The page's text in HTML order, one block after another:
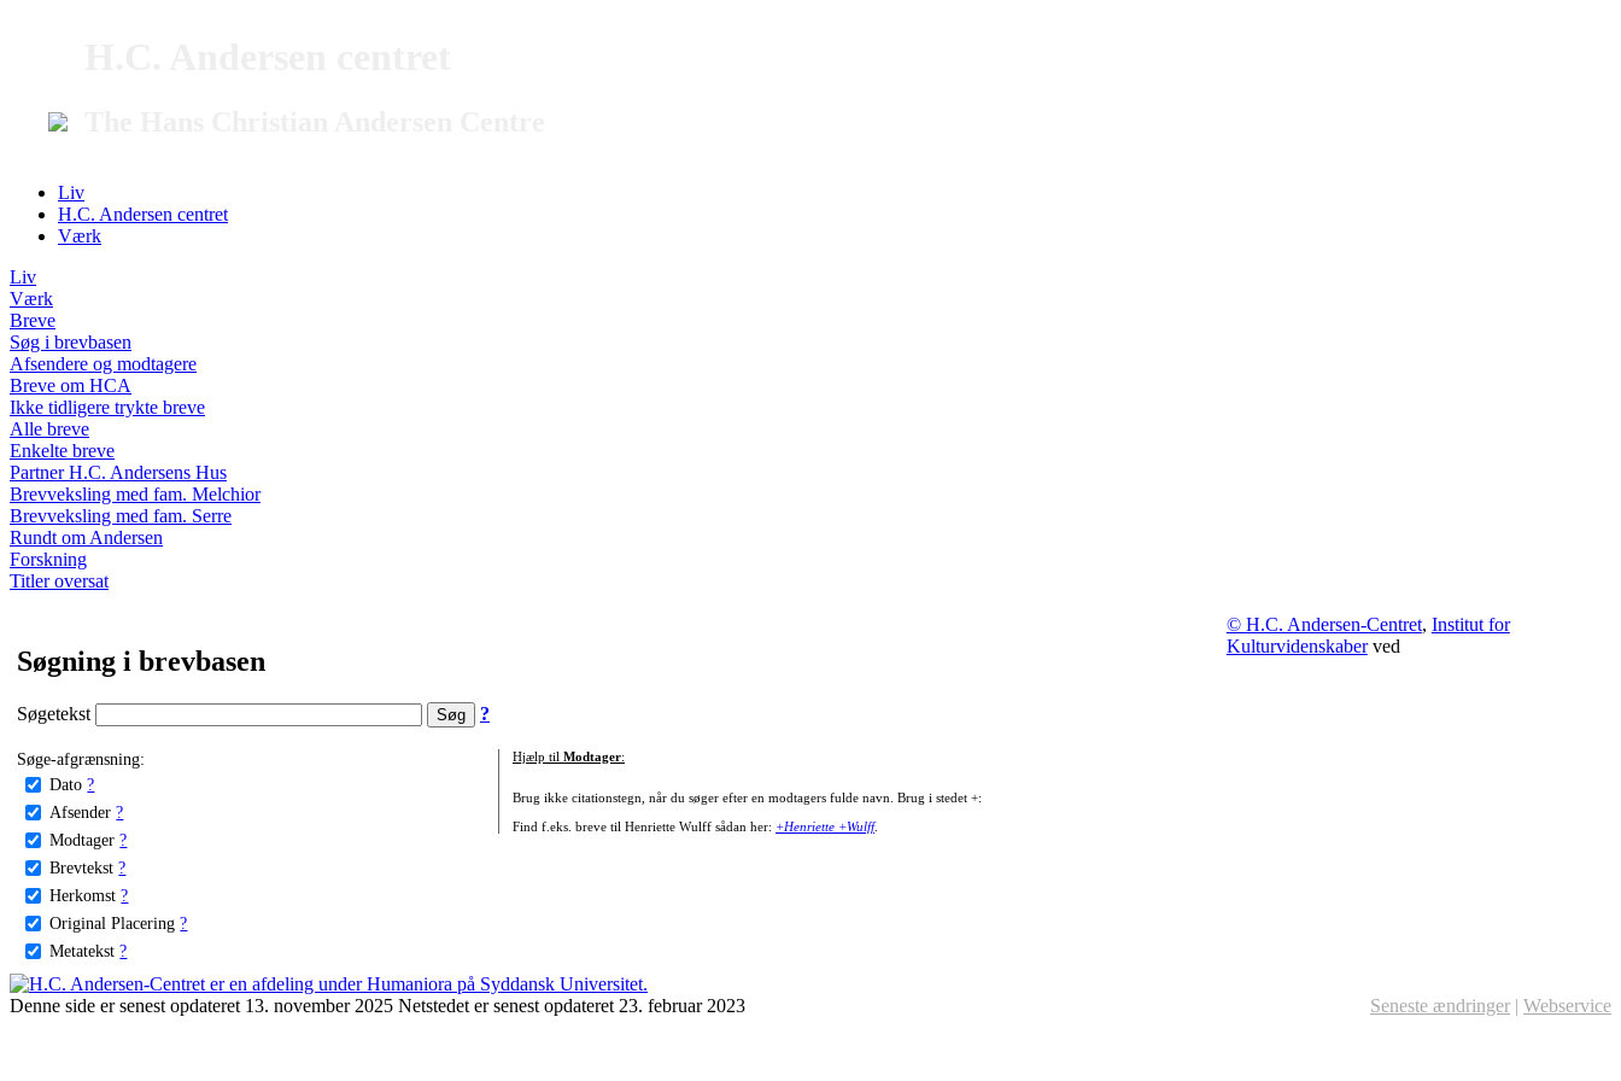
Liv
H.C. Andersen centret
Værk
Liv
Værk
Breve
Søg i brevbasen
Afsendere og modtagere
Breve om HCA
Ikke tidligere trykte breve
Alle breve
Enkelte breve
Partner H.C. Andersens Hus
Brevveksling med fam. Melchior
Brevveksling med fam. Serre
Rundt om Andersen
Forskning
Titler oversat
Søgning i brevbasen
Søgetekst ?
Søge-afgrænsning:
Dato ?
Afsender ?
Modtager ?
Brevtekst ?
Herkomst ?
Original Placering ?
Metatekst ?
Hjælp til Modtager:
Brug ikke citationstegn, når du søger efter en modtagers fulde navn. Brug i stedet +:
Find f.eks. breve til Henriette Wulff sådan her: +Henriette +Wulff.
© H.C. Andersen-Centret, Institut for
Kulturvidenskaberved
Denne side er senest opdateret 13. november 2025 Netstedet er senest opdateret 23. februar 2023 Seneste ændringer | Webservice